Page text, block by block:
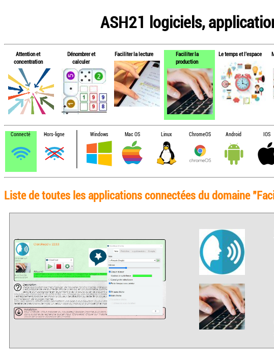
ASH21 logiciels,
Attention et
concentration
Dénombrer et
calculer
Faciliter la lecture
Faciliter la
production
Le temps et l'espace
Connecté Hors-ligne Windows Mac OS Linux ChromeOS Android IOS
Liste de toutes les applications connectées du domaine